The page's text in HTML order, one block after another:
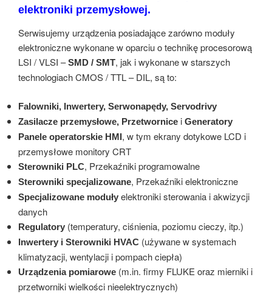
elektroniki przemysłowej.
Serwisujemy urządzenia posiadające zarówno moduły
elektroniczne wykonane w oparciu o technikę procesorową
LSI / VLSI –SMD / SMT, jak i wykonane w starszych
technologiach CMOS / TTL – DIL, są to:
Falowniki, Inwertery, Serwonapędy, Servodrivy
Zasilacze przemysłowe, Przetwornice i Generatory
Panele operatorskie HMI, w tym ekrany dotykowe LCD i
przemysłowe monitory CRT
Sterowniki PLC, Przekaźniki programowalne
Sterowniki specjalizowane, Przekaźniki elektroniczne
Specjalizowane moduły elektroniki sterowania i akwizycji
danych
Regulatory (temperatury, ciśnienia, poziomu cieczy, itp.)
Inwertery i Sterowniki HVAC (używane w systemach
klimatyzacji, wentylacji i pompach ciepła)
Urządzenia pomiarowe (m.in. firmy FLUKE oraz mierniki i
przetworniki wielkości nieelektrycznych)